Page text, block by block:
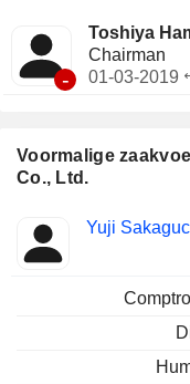
Voormalige
Co., Ltd.
Insider
Beklede
functies
Yuji
-
Toshiya
Chairman
01-03-2019